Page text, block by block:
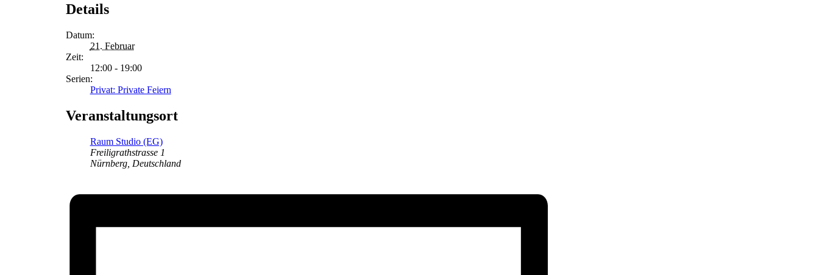
Details
Datum:
21. Februar
Zeit:
12:00 - 19:00
Serien:
Privat: Private Feiern
Veranstaltungsort
Raum Studio (EG)
Freiligrathstrasse 1
Nürnberg, Deutschland